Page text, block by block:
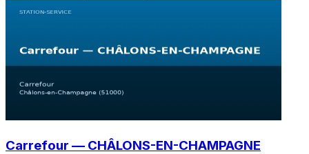
Carrefour — CHÂLONS-EN-CHAMPAGNE